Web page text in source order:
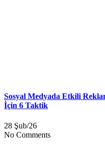
Sosyal Medyada Etkili
İçin 6 Taktik
28 Şub/26
No Comments